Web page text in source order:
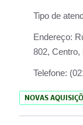
Tipo de
Endereço:
802, Centro,
Telefone:
NOVAS